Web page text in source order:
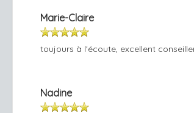
Marie-Claire
toujours à l'écoute, excellent
Nadine